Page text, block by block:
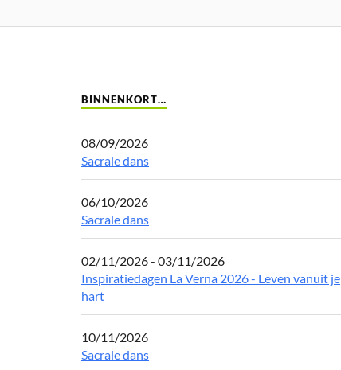
BINNENKORT…
08/09/2026
Sacrale dans
06/10/2026
Sacrale dans
02/11/2026 - 03/11/2026
Inspiratiedagen La Verna 2026 - Leven vanuit je
hart
10/11/2026
Sacrale dans